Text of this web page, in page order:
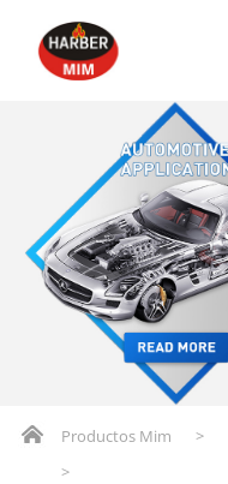
Productos Mim >
>